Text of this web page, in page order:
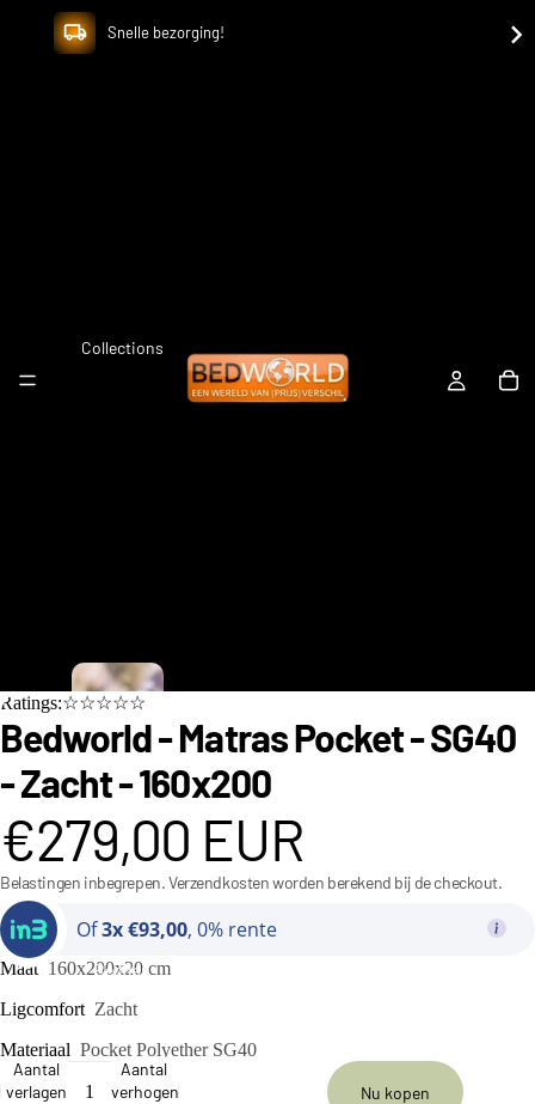
Snelle bezorging!
Collections
d
e
r
e
ll
a
o
ll
Bedden
Ratings:☆☆☆☆☆
Bedworld - Matras Pocket - SG40
- Zacht - 160x200
€279,00 EUR
Belastingen inbegrepen. Verzendkosten worden berekend bij de checkout.
Of3x €93,00, 0% rente
Maat 160x200x20 cm
Ligcomfort Zacht
Materiaal Pocket Polyether SG40
Aantal
verlagen
Aantal
verhogen
Nu kopen